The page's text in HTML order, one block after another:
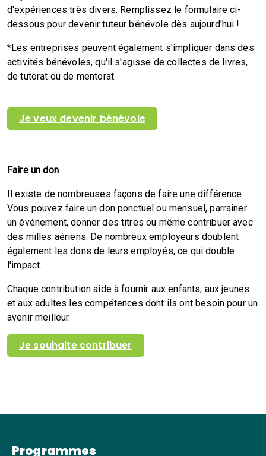
d'expériences très divers. Remplissez le formulaire ci-
dessous pour devenir tuteur bénévole dès aujourd'hui !
*Les entreprises peuvent également s'impliquer dans des
activités bénévoles, qu'il s'agisse de collectes de livres,
de tutorat ou de mentorat.
Je veux devenir bénévole
Faire un don
Il existe de nombreuses façons de faire une différence.
Vous pouvez faire un don ponctuel ou mensuel, parrainer
un événement, donner des titres ou même contribuer avec
des milles aériens. De nombreux employeurs doublent
également les dons de leurs employés, ce qui double
l'impact.
Chaque contribution aide à fournir aux enfants, aux jeunes
et aux adultes les compétences dont ils ont besoin pour un
avenir meilleur.
Je souhaite contribuer
Programmes